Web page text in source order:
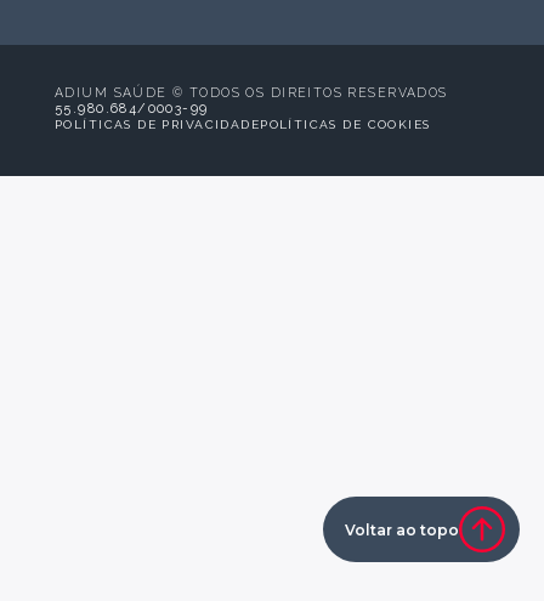
ADIUM SAÚDE © TODOS OS DIREITOS RESERVADOS
55.980.684/0003-99
POLÍTICAS DE PRIVACIDADEPOLÍTICAS DE COOKIES
Voltar ao topo